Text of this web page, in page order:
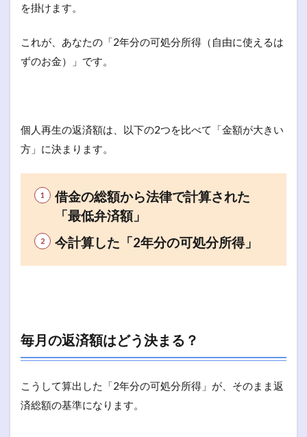
を掛けます。
これが、あなたの「2年分の可処分所得（自由に使えるは
ずのお金）」です。
個人再生の返済額は、以下の2つを比べて「金額が大きい
方」に決まります。
借金の総額から法律で計算された
「最低弁済額」
今計算した「2年分の可処分所得」
毎月の返済額はどう決まる？
こうして算出した「2年分の可処分所得」が、そのまま返
済総額の基準になります。